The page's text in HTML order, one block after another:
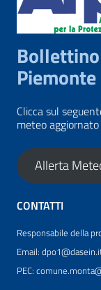
Piemonte
Clicca sul
meteo
Allerta
CONTATTI
Responsabile della
Email:
PEC: